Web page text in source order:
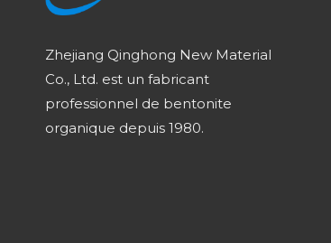
Zhejiang Qinghong New Material
Co., Ltd. est un fabricant
professionnel de bentonite
organique depuis 1980.